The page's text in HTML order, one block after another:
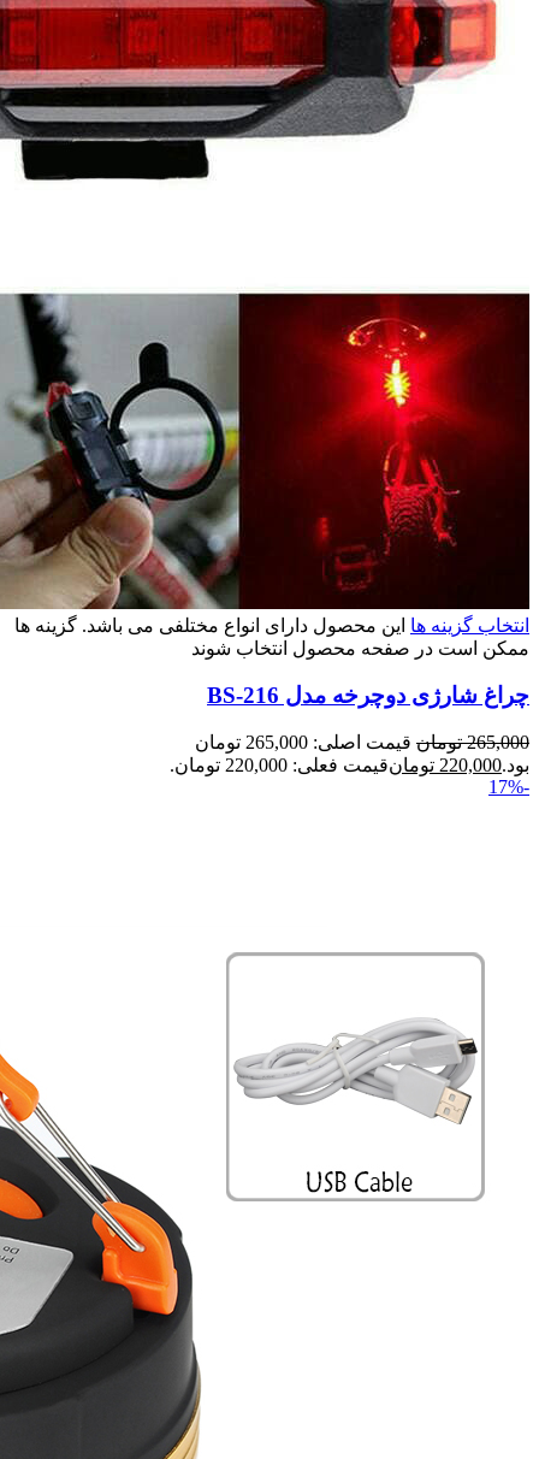
انتخاب گزینه ها این محصول دارای انواع مختلفی می باشد. گزینه ها
ممکن است در صفحه محصول انتخاب شوند
چراغ شارژی دوچرخه مدل BS-216
265,000 تومان
قیمت اصلی: 265,000 تومان
بود.220,000 تومانقیمت فعلی: 220,000 تومان.
-17%